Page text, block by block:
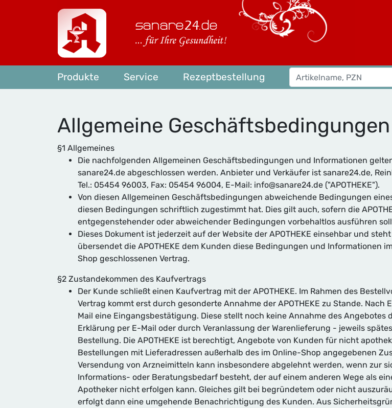
Produkte Service Rezeptbestellung
Allgemeine Geschäftsbedingungen
§1 Allgemeines
Die nachfolgenden Allgemeinen Geschäftsbedingungen und Informationen
sanare24.de abgeschlossen werden. Anbieter und Verkäufer ist sanare24.de,
Tel.: 05454 96003, Fax: 05454 96004, E-Mail: info@sanare24.de ("APOTHEKE").
Von diesen Allgemeinen Geschäftsbedingungen abweichende Bedingungen
diesen Bedingungen schriftlich zugestimmt hat. Dies gilt auch, sofern die
entgegenstehender oder abweichender Bedingungen vorbehaltlos ausführen
Dieses Dokument ist jederzeit auf der Website der APOTHEKE einsehbar und
übersendet die APOTHEKE dem Kunden diese Bedingungen und Informationen
Shop geschlossenen Vertrag.
§2 Zustandekommen des Kaufvertrags
Der Kunde schließt einen Kaufvertrag mit der APOTHEKE. Im Rahmen des
Vertrag kommt erst durch gesonderte Annahme der APOTHEKE zu Stande.
Mail eine Eingangsbestätigung. Diese stellt noch keine Annahme des
Erklärung per E-Mail oder durch Veranlassung der Warenlieferung - jeweils
Bestellung. Die APOTHEKE ist berechtigt, Angebote von Kunden für nicht
Bestellungen mit Lieferadressen außerhalb des im Online-Shop angegebenen
Versendung von Arzneimitteln kann insbesondere abgelehnt werden, wenn zur
Informations- oder Beratungsbedarf besteht, der auf einem anderen Wege als
Apotheker nicht erfolgen kann. Gleiches gilt bei begründetem oder nicht
erfolgt dann eine umgehende Benachrichtigung des Kunden. Aus